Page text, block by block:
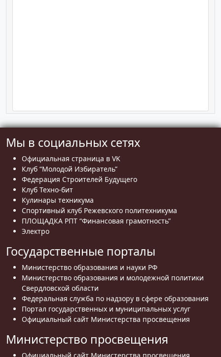
Мы в социальных сетях
Официальная страница в VK
Клуб “Молодой Избиратель”
Федерация Строителей Будущего
Клуб Техно-бит
Кулинары техникума
Спортивный клуб Режевского политехникума
ПЛОЩАДКА РПТ “Финансовая грамотность”
Электро
Государственные порталы
Министерство образования и науки РФ
Министерство образования и молодежной политики
Свердловской области
Федеральная служба по надзору в сфере образования
Портал государственных и муниципальных услуг
Официальный сайт Министерства просвещения
Министерство просвещения